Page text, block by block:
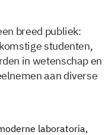
breed publiek:
studenten,
in wetenschap en
aan diverse
laboratoria,